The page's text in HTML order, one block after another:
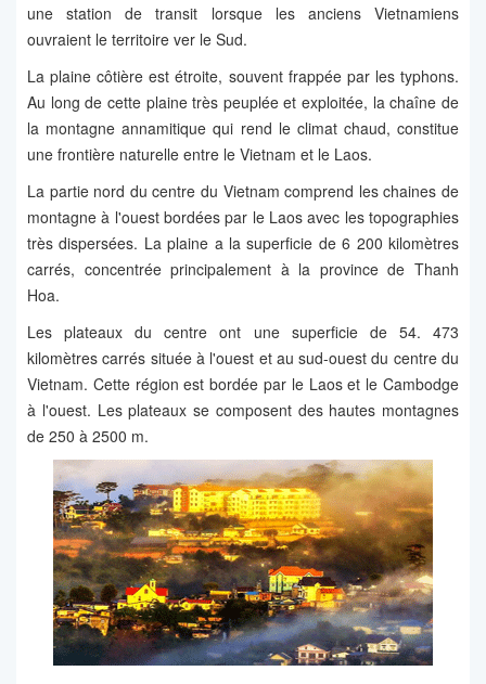
une station de transit lorsque les anciens Vietnamiens
ouvraient le territoire ver le Sud.
La plaine côtière est étroite, souvent frappée par les typhons.
Au long de cette plaine très peuplée et exploitée, la chaîne de
la montagne annamitique qui rend le climat chaud, constitue
une frontière naturelle entre le Vietnam et le Laos.
La partie nord du centre du Vietnam comprend les chaines de
montagne à l'ouest bordées par le Laos avec les topographies
très dispersées. La plaine a la superficie de 6 200 kilomètres
carrés, concentrée principalement à la province de Thanh
Hoa.
Les plateaux du centre ont une superficie de 54. 473
kilomètres carrés située à l'ouest et au sud-ouest du centre du
Vietnam. Cette région est bordée par le Laos et le Cambodge
à l'ouest. Les plateaux se composent des hautes montagnes
de 250 à 2500 m.